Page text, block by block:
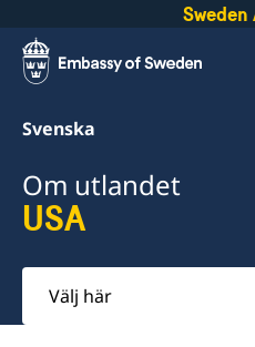
Sweden
Svenska
Om utlandet
USA
Välj
här